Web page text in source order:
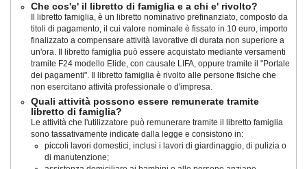
Che cos'e' il libretto di famiglia e a chi e' rivolto?
Il libretto famiglia, è un libretto nominativo prefinanziato, composto da
titoli di pagamento, il cui valore nominale è fissato in 10 euro, importo
finalizzato a compensare attività lavorative di durata non superiore a
un'ora. Il libretto famiglia può essere acquistato mediante versamenti
tramite F24 modello Elide, con causale LIFA, oppure tramite il "Portale
dei pagamenti". Il libretto famiglia è rivolto alle persone fisiche che
non esercitano attività professionale o d'impresa.
Quali attività possono essere remunerate tramite
libretto di famiglia?
Le attività che l'utilizzatore può remunerare tramite il libretto famiglia
sono tassativamente indicate dalla legge e consistono in:
piccoli lavori domestici, inclusi i lavori di giardinaggio, di pulizia o
di manutenzione;